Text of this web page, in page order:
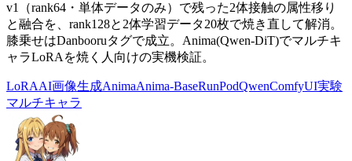
v1（rank64・単体データのみ）で残った2体接触の属性移り
と融合を、rank128と2体学習データ20枚で焼き直して解消。
膝乗せはDanbooruタグで成立。Anima(Qwen-DiT)でマルチキ
ャラLoRAを焼く人向けの実機検証。
LoRAAI画像生成AnimaAnima-BaseRunPodQwenComfyUI実験
マルチキャラ